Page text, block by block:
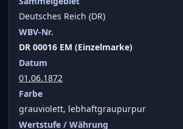
Deutsches Reich (DR)
WBV-Nr.
DR 00016 EM (Einzelmarke)
Datum
01.06.1872
Farbe
grauviolett, lebhaftgraupurpur
Wertstufe / Währung